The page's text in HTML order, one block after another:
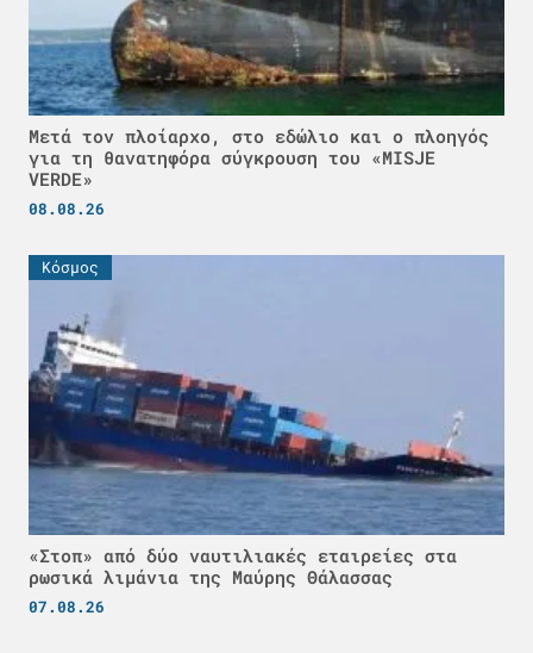
Μετά τον πλοίαρχο, στο εδώλιο και ο πλοηγός
για τη θανατηφόρα σύγκρουση του «MISJE
VERDE»
08.08.26
Κόσμος
«Στοπ» από δύο ναυτιλιακές εταιρείες στα
ρωσικά λιμάνια της Μαύρης Θάλασσας
07.08.26